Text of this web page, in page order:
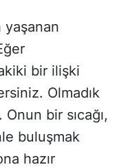
bir ilişki
Olmadık
bir sıcağı,
buluşmak
hazır